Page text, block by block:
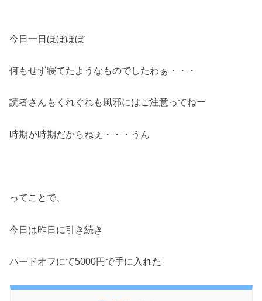
今日一日ほぼほぼ
何もせず寝てたようなものでしたわぁ・・・
読者さんもくれぐれも風邪にはご注意ってねー
時期が時期だからねぇ・・・うん
ってことで、
今日は昨日に引き続き
ハードオフにて5000円で手に入れた